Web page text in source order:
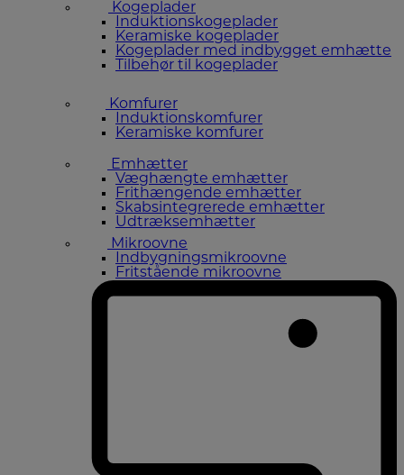
Kogeplader
Induktionskogeplader
Keramiske kogeplader
Kogeplader med indbygget emhætte
Tilbehør til kogeplader
Komfurer
Induktionskomfurer
Keramiske komfurer
Emhætter
Væghængte emhætter
Frithængende emhætter
Skabsintegrerede emhætter
Udtræksemhætter
Mikroovne
Indbygningsmikroovne
Fritstående mikroovne